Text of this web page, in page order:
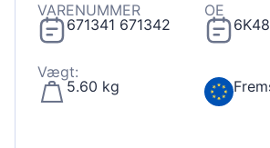
VARENUMMER
671341 671342
OE
Vægt:
5.60 kg